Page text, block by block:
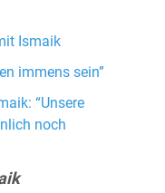
Ismaik
immens sein”
“Unsere
noch